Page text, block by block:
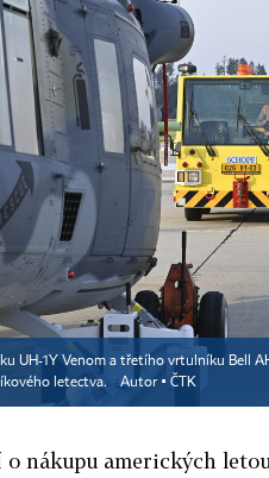
UH-1Y Venom a třetího vrtulníku Bell
letectva.
Autor ▪ ČTK
o nákupu amerických